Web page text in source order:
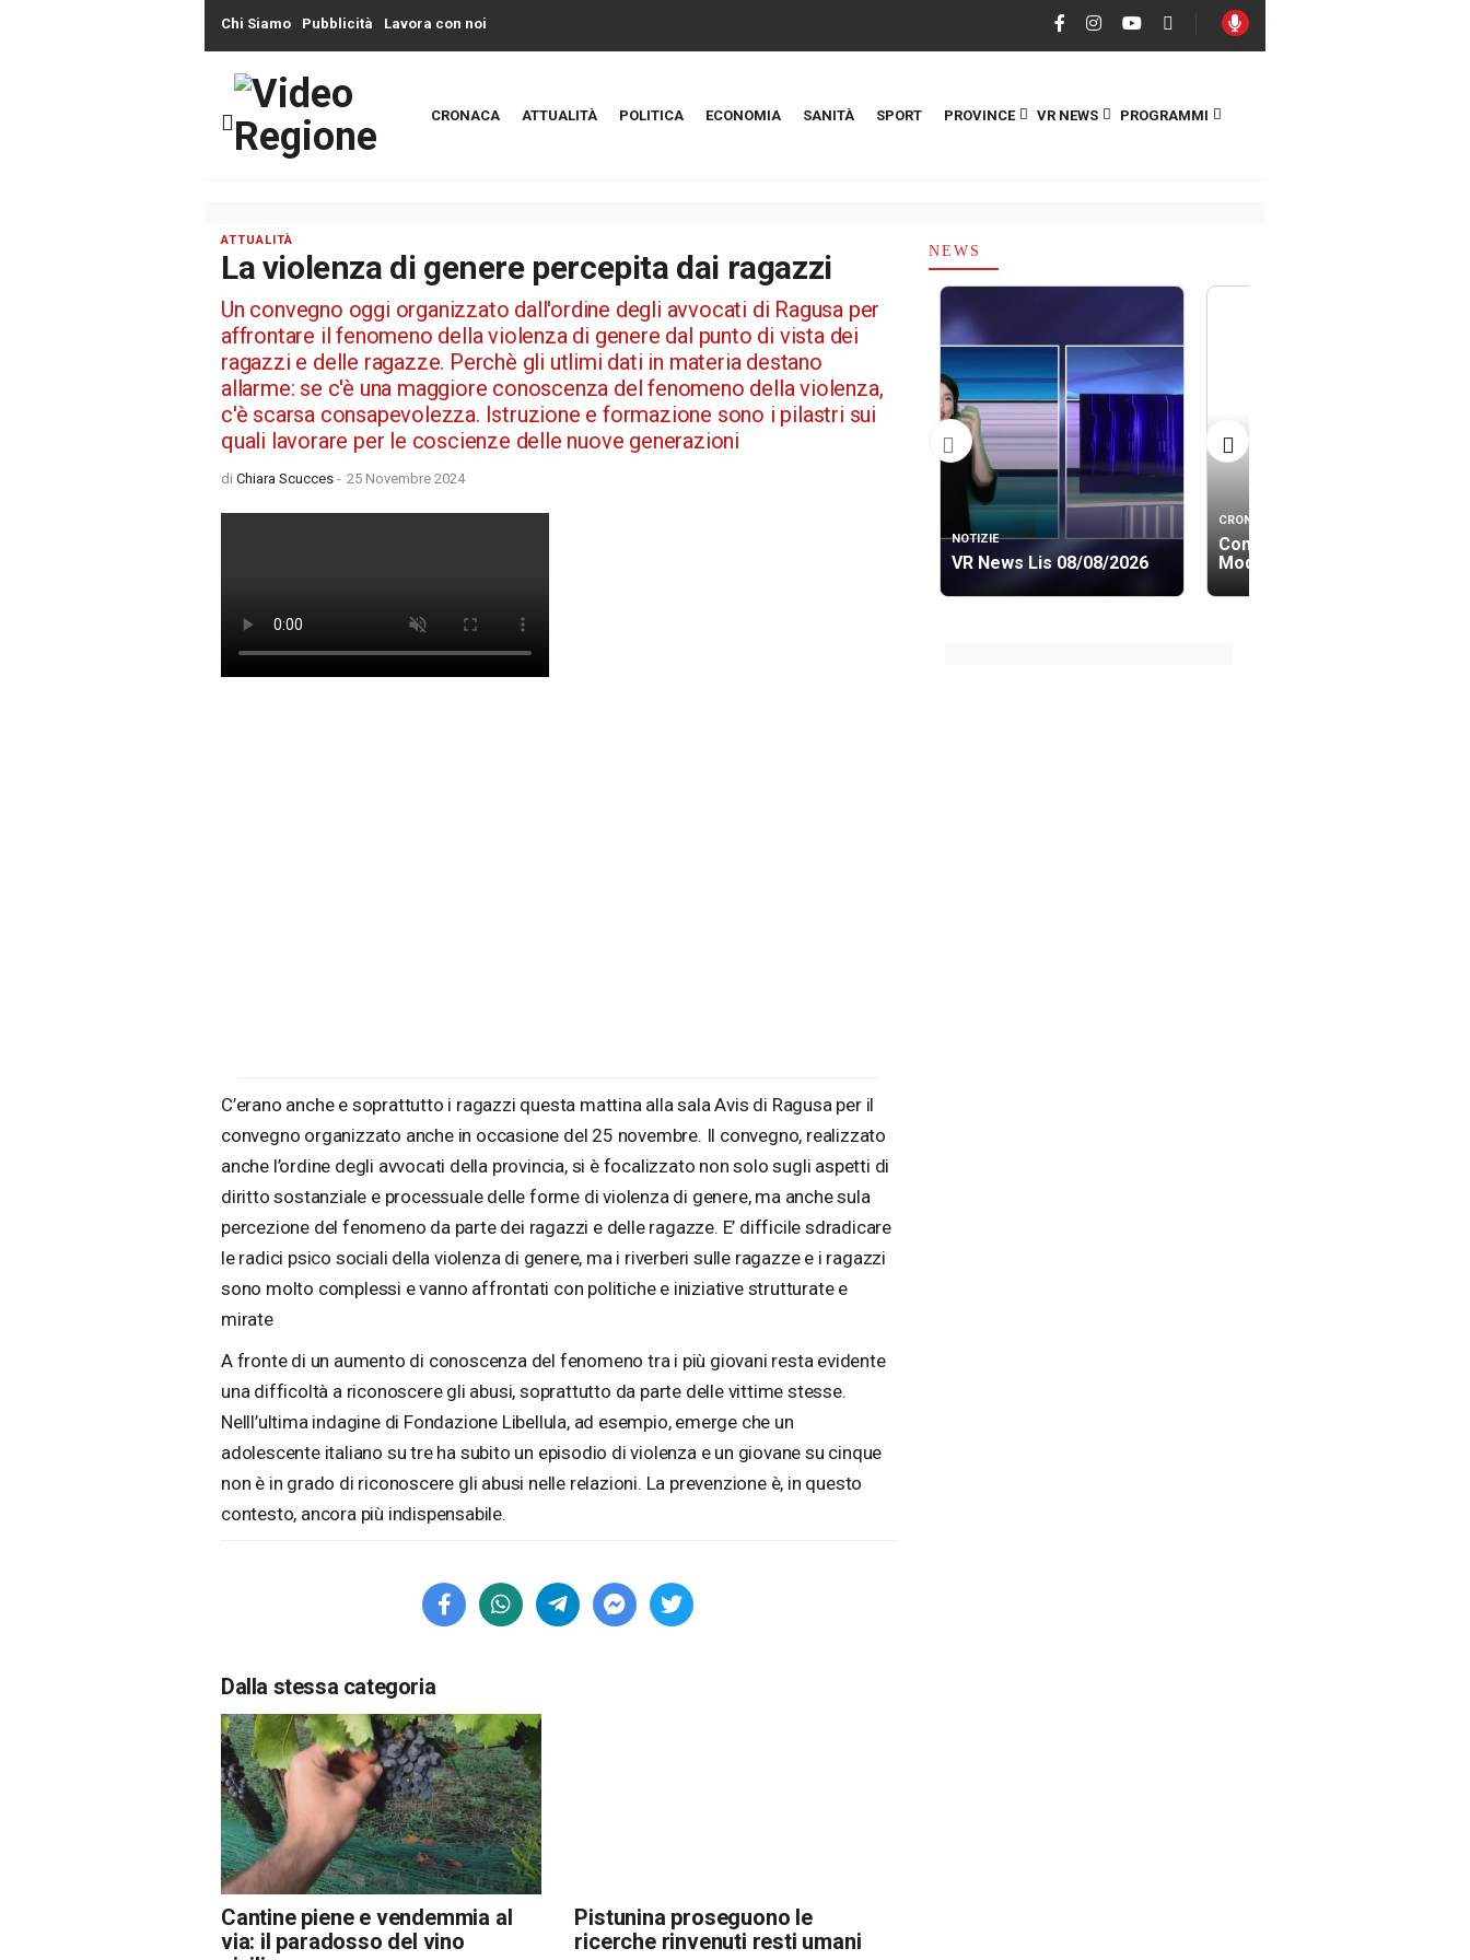
Chi Siamo Pubblicità Lavora con noi
CRONACA ATTUALITÀ POLITICA ECONOMIA SANITÀ SPORT PROVINCE VR NEWS PROGRAMMI
ATTUALITÀ
La violenza di genere percepita dai ragazzi
Un convegno oggi organizzato dall'ordine degli avvocati di Ragusa per
affrontare il fenomeno della violenza di genere dal punto di vista dei
ragazzi e delle ragazze. Perchè gli utlimi dati in materia destano
allarme: se c'è una maggiore conoscenza del fenomeno della violenza,
c'è scarsa consapevolezza. Istruzione e formazione sono i pilastri sui
quali lavorare per le coscienze delle nuove generazioni
di Chiara Scucces - 25 Novembre 2024
C’erano anche e soprattutto i ragazzi questa mattina alla sala Avis di Ragusa per il
convegno organizzato anche in occasione del 25 novembre. Il convegno, realizzato
anche l’ordine degli avvocati della provincia, si è focalizzato non solo sugli aspetti di
diritto sostanziale e processuale delle forme di violenza di genere, ma anche sula
percezione del fenomeno da parte dei ragazzi e delle ragazze. E’ difficile sdradicare
le radici psico sociali della violenza di genere, ma i riverberi sulle ragazze e i ragazzi
sono molto complessi e vanno affrontati con politiche e iniziative strutturate e
mirate
A fronte di un aumento di conoscenza del fenomeno tra i più giovani resta evidente
una difficoltà a riconoscere gli abusi, soprattutto da parte delle vittime stesse.
Nelll’ultima indagine di Fondazione Libellula, ad esempio, emerge che un
adolescente italiano su tre ha subito un episodio di violenza e un giovane su cinque
non è in grado di riconoscere gli abusi nelle relazioni. La prevenzione è, in questo
contesto, ancora più indispensabile.
Dalla stessa categoria
Cantine piene e vendemmia al
via: il paradosso del vino
Pistunina proseguono le
ricerche rinvenuti resti umani
NEWS
NOTIZIE
VR News Lis 08/08/2026
CRONACA
Controlli a tappeto nel
Modicano